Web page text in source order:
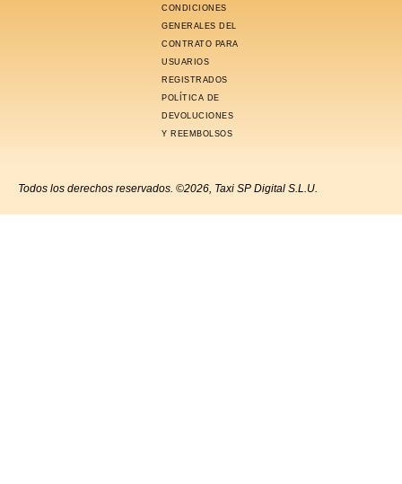
CONDICIONES
GENERALES DEL
CONTRATO PARA
USUARIOS
REGISTRADOS
POLÍTICA DE
DEVOLUCIONES
Y REEMBOLSOS
Todos los derechos reservados. ©2026, Taxi SP Digital S.L.U.